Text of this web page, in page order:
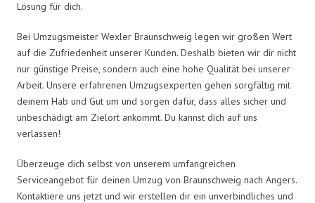
Lösung für dich.
Bei Umzugsmeister Wexler Braunschweig legen wir großen Wert
auf die Zufriedenheit unserer Kunden. Deshalb bieten wir dir nicht
nur günstige Preise, sondern auch eine hohe Qualität bei unserer
Arbeit. Unsere erfahrenen Umzugsexperten gehen sorgfältig mit
deinem Hab und Gut um und sorgen dafür, dass alles sicher und
unbeschädigt am Zielort ankommt. Du kannst dich auf uns
verlassen!
Überzeuge dich selbst von unserem umfangreichen
Serviceangebot für deinen Umzug von Braunschweig nach Angers.
Kontaktiere uns jetzt und wir erstellen dir ein unverbindliches und